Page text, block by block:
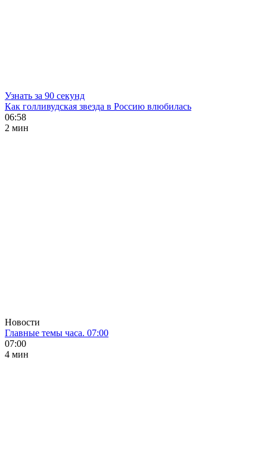
Узнать за 90 секунд
Как голливудская звезда в Россию влюбилась
06:58
2 мин
Новости
Главные темы часа. 07:00
07:00
4 мин